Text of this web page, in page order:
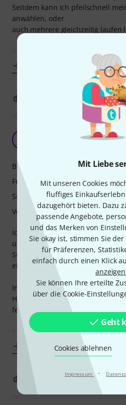
Mit Liebe
Mit unseren Cookies
fluffiges
dazugehört bieten. Dazu
passende Angebote,
und das Merken von
Sie okay ist, stimmen Sie
für Präferenzen,
einfach durch einen Klick
anzeigen
Sie können Ihre erteilte
über die Cookie-
Geht
Cookies ablehnen
Impressum ·
Seitdem kann ich pfeilschnell
anwählen, oder
auch mehrere gleichzeitig laufen
BEWERTUNG
Stressfrei und einfach
Ich habe diesen Mixer in einer
unbedarfte Anwender eine Front-
Subwoofer und Delay Line
einstellen können.
Im Prinzip hätte es ein digitaler
Hausmarke auch gut getaugt,
fehlerfreier bedienbar sein.
Es gibt tatsächlich wenige
Mehr anzeigen
Bedienung
Features
Sound
Verarbeitung
BEWERTUNG